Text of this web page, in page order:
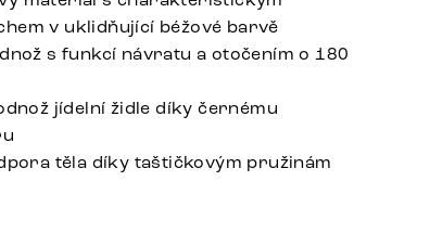
v uklidňující béžové barvě
s funkcí návratu a otočením o 180
jídelní židle díky černému
těla díky taštičkovým pružinám